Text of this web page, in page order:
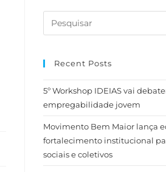
Recent Posts
5º Workshop IDEIAS vai
empregabilidade jovem
Movimento Bem Maior lança
fortalecimento institucional
sociais e coletivos